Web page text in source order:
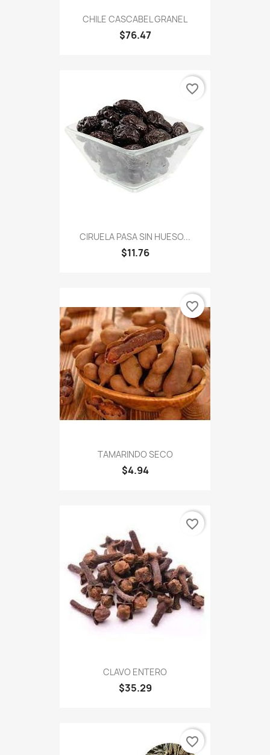
CHILE CASCABEL GRANEL
$76.47
CIRUELA PASA SIN HUESO...
$11.76
favorite_border
TAMARINDO SECO
$4.94
favorite_border
CLAVO ENTERO
$35.29
favorite_border
favorite_border